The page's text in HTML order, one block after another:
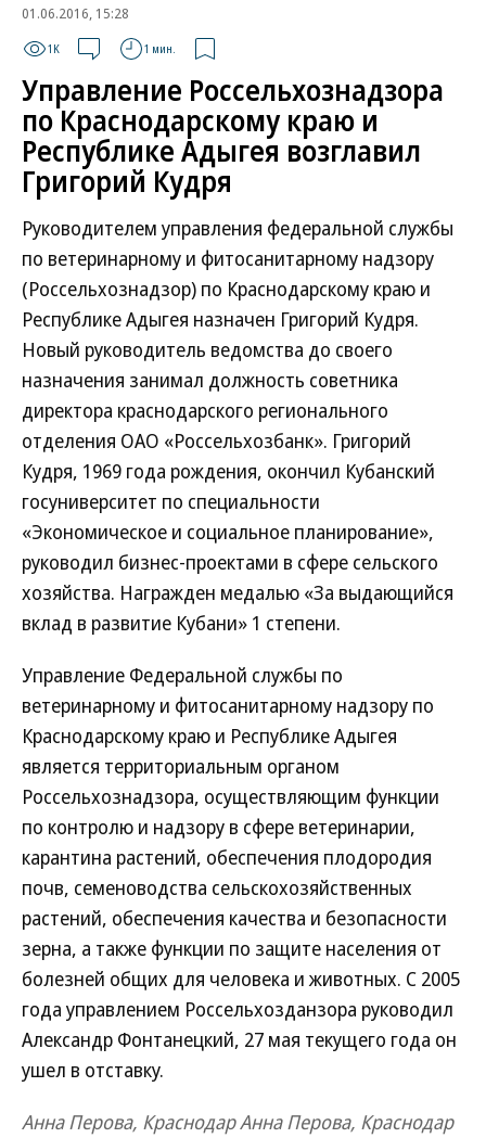
01.06.2016, 15:28
1K 1 мин.
Управление Россельхознадзора
по Краснодарскому краю и
Республике Адыгея возглавил
Григорий Кудря
Руководителем управления федеральной службы
по ветеринарному и фитосанитарному надзору
(Россельхознадзор) по Краснодарскому краю и
Республике Адыгея назначен Григорий Кудря.
Новый руководитель ведомства до своего
назначения занимал должность советника
директора краснодарского регионального
отделения ОАО «Россельхозбанк». Григорий
Кудря, 1969 года рождения, окончил Кубанский
госуниверситет по специальности
«Экономическое и социальное планирование»,
руководил бизнес-проектами в сфере сельского
хозяйства. Награжден медалью «За выдающийся
вклад в развитие Кубани» 1 степени.
Управление Федеральной службы по
ветеринарному и фитосанитарному надзору по
Краснодарскому краю и Республике Адыгея
является территориальным органом
Россельхознадзора, осуществляющим функции
по контролю и надзору в сфере ветеринарии,
карантина растений, обеспечения плодородия
почв, семеноводства сельскохозяйственных
растений, обеспечения качества и безопасности
зерна, а также функции по защите населения от
болезней общих для человека и животных. С 2005
года управлением Россельхозданзора руководил
Александр Фонтанецкий, 27 мая текущего года он
ушел в отставку.
Анна Перова, КраснодарАнна Перова, Краснодар